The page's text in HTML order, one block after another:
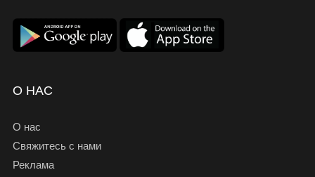
О НАС
О нас
Свяжитесь с нами
Реклама